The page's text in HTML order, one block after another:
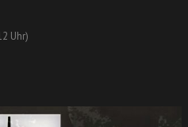
Uhr)